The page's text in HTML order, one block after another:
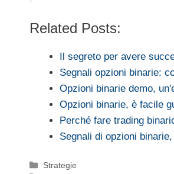
Related Posts:
Il segreto per avere
Segnali opzioni binarie:
Opzioni binarie demo,
Opzioni binarie, è facile
Perché fare trading
Segnali di opzioni
Categorie
Strategie